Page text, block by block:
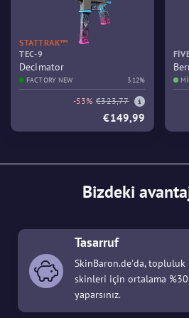
STATTRAK™
TEC-9
Decimator
FACTORY NEW 3.12%
-53% €323,77
€149,99
Bizdeki
Tasarruf
SkinBaron.de'da, topluluk
skinleri için ortalama
yaparsınız.